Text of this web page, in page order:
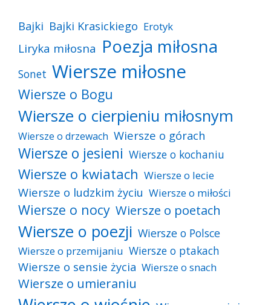
Bajki Bajki Krasickiego Erotyk
Liryka miłosna Poezja miłosna
Sonet Wiersze miłosne
Wiersze o Bogu
Wiersze o cierpieniu miłosnym
Wiersze o drzewach Wiersze o górach
Wiersze o jesieni Wiersze o kochaniu
Wiersze o kwiatach Wiersze o lecie
Wiersze o ludzkim życiu Wiersze o miłości
Wiersze o nocy Wiersze o poetach
Wiersze o poezji Wiersze o Polsce
Wiersze o przemijaniu Wiersze o ptakach
Wiersze o sensie życia Wiersze o snach
Wiersze o umieraniu